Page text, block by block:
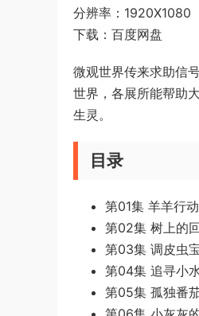
分辨率：1920X1080
下载：百度网盘
微观世界传来求助信
世界，各展所能帮助
生灵。
目录
第01集 羊羊行
第02集 树上的
第03集 调皮虫
第04集 追寻小
第05集 孤独番